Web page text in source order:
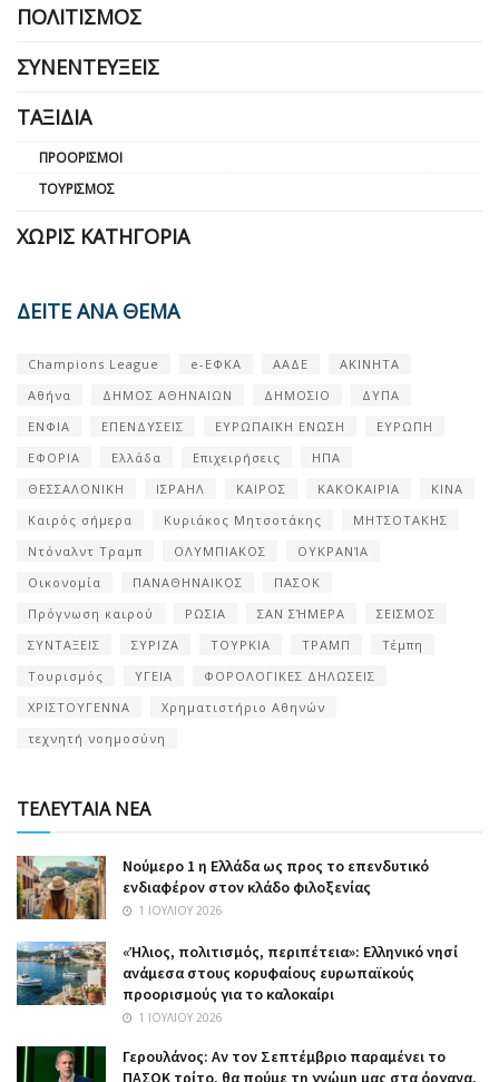
ΠΟΛΙΤΙΣΜΌΣ
ΣΥΝΕΝΤΕΎΞΕΙΣ
ΤΑΞΊΔΙΑ
ΠΡΟΟΡΙΣΜΟΊ
ΤΟΥΡΙΣΜΌΣ
ΧΩΡΊΣ ΚΑΤΗΓΟΡΊΑ
ΔΕΙΤΕ ΑΝΑ ΘΕΜΑ
Champions League e-ΕΦΚΑ ΑΑΔΕ
ΑΚΙΝΗΤΑ
Αθήνα
ΔΗΜΟΣ ΑΘΗΝΑΙΩΝ ΔΗΜΟΣΙΟ
ΔΥΠΑ
ΕΝΦΙΑ
ΕΠΕΝΔΥΣΕΙΣ ΕΥΡΩΠΑΪΚΗ ΕΝΩΣΗ
ΕΥΡΩΠΗ
ΕΦΟΡΙΑ
Ελλάδα Επιχειρήσεις
ΗΠΑ
ΘΕΣΣΑΛΟΝΙΚΗ
ΙΣΡΑΗΛ ΚΑΙΡΟΣ ΚΑΚΟΚΑΙΡΙΑ
ΚΙΝΑ
Καιρός σήμερα
Κυριάκος Μητσοτάκης
ΜΗΤΣΟΤΑΚΗΣ
Ντόναλντ Τραμπ
ΟΛΥΜΠΙΑΚΟΣ
ΟΥΚΡΑΝΊΑ
Οικονομία
ΠΑΝΑΘΗΝΑΙΚΟΣ
ΠΑΣΟΚ
Πρόγνωση καιρού
ΡΩΣΙΑ ΣΑΝ ΣΉΜΕΡΑ
ΣΕΙΣΜΟΣ
ΣΥΝΤΑΞΕΙΣ
ΣΥΡΙΖΑ ΤΟΥΡΚΙΑ ΤΡΑΜΠ
Τέμπη
Τουρισμός
ΥΓΕΙΑ
ΦΟΡΟΛΟΓΙΚΕΣ ΔΗΛΩΣΕΙΣ
ΧΡΙΣΤΟΥΓΕΝΝΑ
Χρηματιστήριο Αθηνών
τεχνητή νοημοσύνη
ΤΕΛΕΥΤΑΙΑ ΝΕΑ
Nούμερο 1 η Ελλάδα ως προς το επενδυτικό
ενδιαφέρον στον κλάδο φιλοξενίας
1 ΙΟΥΛΊΟΥ 2026
«Ήλιος, πολιτισμός, περιπέτεια»: Ελληνικό νησί
ανάμεσα στους κορυφαίους ευρωπαϊκούς
προορισμούς για το καλοκαίρι
1 ΙΟΥΛΊΟΥ 2026
Γερουλάνος: Αν τον Σεπτέμβριο παραμένει το
ΠΑΣΟΚ τρίτο, θα πούμε τη γνώμη μας στα όργανα,